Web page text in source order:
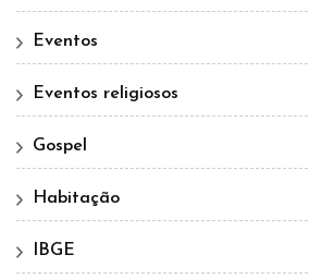
Eventos
Eventos religiosos
Gospel
Habitação
IBGE